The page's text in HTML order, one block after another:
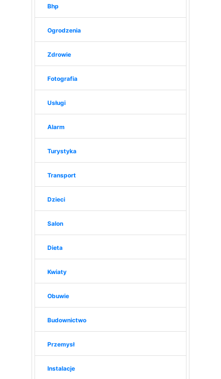
Bhp
Ogrodzenia
Zdrowie
Fotografia
Usługi
Alarm
Turystyka
Transport
Dzieci
Salon
Dieta
Kwiaty
Obuwie
Budownictwo
Przemysł
Instalacje